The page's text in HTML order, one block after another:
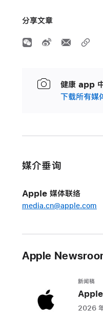
分享文章
健康 app
下载所有媒
媒介垂询
Apple 媒体联络
media.cn@apple.com
Apple
新闻稿
Apple
2026